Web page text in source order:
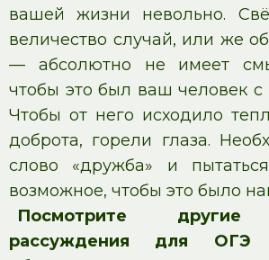
вашей жизни невольно.
величество случай, или же
— абсолютно не имеет
чтобы это был ваш человек с
Чтобы от него исходило
доброта, горели глаза.
слово «дружба» и
возможное, чтобы это было
Посмотрите другие
рассуждения для